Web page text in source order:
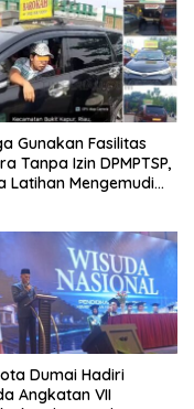
terhadap
Hukum
Gunakan Fasilitas
Tanpa Izin DPMPTSP,
Latihan Mengemudi
Dumai Hadiri
Angkatan VII